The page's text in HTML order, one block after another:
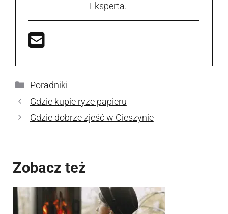
Eksperta.
Kategorie
Poradniki
Gdzie kupie ryze papieru
Gdzie dobrze zjeść w Cieszynie
Zobacz też